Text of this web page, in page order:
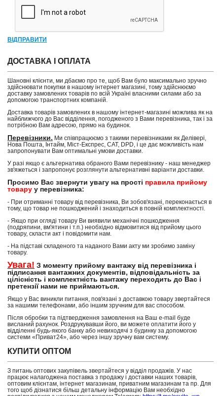
ВІДПРАВИТИ
ДОСТАВКА І ОПЛАТА
Шановні клієнти, ми дбаємо про те, щоб Вам було максимально зручно
здійснювати покупки в нашому інтернет магазині, тому здійснюємо
доставку замовлених товарів по всій Україні власними силами або за
допомогою транспортних компаній.
Доставка товарів замовлених в нашому інтернет-магазині можлива як на
найближчого до Вас відділення, погодженого з Вами перевізника, так і за
потрібною Вам адресою, прямо на будинок.
Перевізники. Ми співпрацюємо з такими перевізниками як Делівері,
Нова Пошта, Інтайм, Міст-Експрес, САТ, DPD, і це дає можливість нам
запропонувати Вам оптимальні умови доставки.
У разі якщо є альтернатива обраного Вами перевізнику - наш менеджер
зв'яжеться і запропонує розглянути альтернативні варіанти доставки.
Просимо Вас звернути увагу на прості правила прийому
товару у перевізника:
- При отриманні товару від перевізника, Ви зобов'язані, переконається в
тому, що товар не пошкоджений і знаходиться в повній комплектності.
- Якщо при огляді товару Ви виявили механічні пошкодження
(подряпини, вм'ятини і т.п.) необхідно відмовитися від прийому цього
товару, скласти акт і повідомити нам.
- На підставі складеного та наданого Вами акту ми зробимо заміну
товару.
Увага! З моменту прийому вантажу від перевізника і
підписання вантажних документів, відповідальність за
цілісність і комплектність вантажу переходить до Вас і
претензії нами не приймаються.
Якщо у Вас виникли питання, пов'язані з доставкою товару звертайтеся
за нашими телефонами, або іншим зручним для вас способом.
Після обробки та підтвердження замовлення на Ваш e-mail буде
висланий рахунок. Роздрукувавши його, ви можете оплатити його у
відділенні будь-якого банку або невиходячі з будинку за допомогою
системи «Приват24», або через іншу зручну вам систему.
КУПИТИ ОПТОМ
З питань оптових закупівель звертайтеся у відділ продажів. У нас
працює налагоджена поставка з продажу і доставки наших товарів,
оптовим клієнтам, інтернет магазинам, приватним магазинам та пр. Для
того щоб дізнатися більш детальну інформацію Вам необхідно